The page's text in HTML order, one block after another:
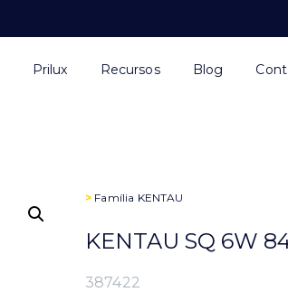
Prilux Recursos Blog
> Família KENTAU
KENTAU SQ 6W
387422